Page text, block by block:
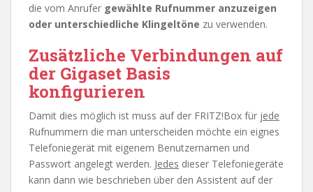
die vom Anrufer gewählte Rufnummer anzuzeigen
oder unterschiedliche Klingeltöne zu verwenden.
Zusätzliche Verbindungen auf
der Gigaset Basis
konfigurieren
Damit dies möglich ist muss auf der FRITZ!Box für jede
Rufnummern die man unterscheiden möchte ein eignes
Telefoniegerät mit eigenem Benutzernamen und
Passwort angelegt werden. Jedes dieser Telefoniegeräte
kann dann wie beschrieben über den Assistent auf der